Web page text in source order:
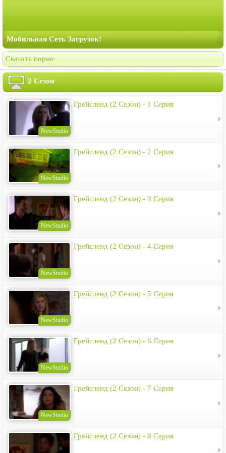
Мобильная Сеть Загрузок!
Скачать порно
2 Сезон
NewStudio
Грейсленд (2 Сезон) - 1 Серия
NewStudio
Грейсленд (2 Сезон) - 2 Серия
NewStudio
Грейсленд (2 Сезон) - 3 Серия
NewStudio
Грейсленд (2 Сезон) - 4 Серия
NewStudio
Грейсленд (2 Сезон) - 5 Серия
NewStudio
Грейсленд (2 Сезон) - 6 Серия
NewStudio
Грейсленд (2 Сезон) - 7 Серия
Грейсленд (2 Сезон) - 8 Серия